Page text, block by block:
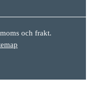
och frakt.